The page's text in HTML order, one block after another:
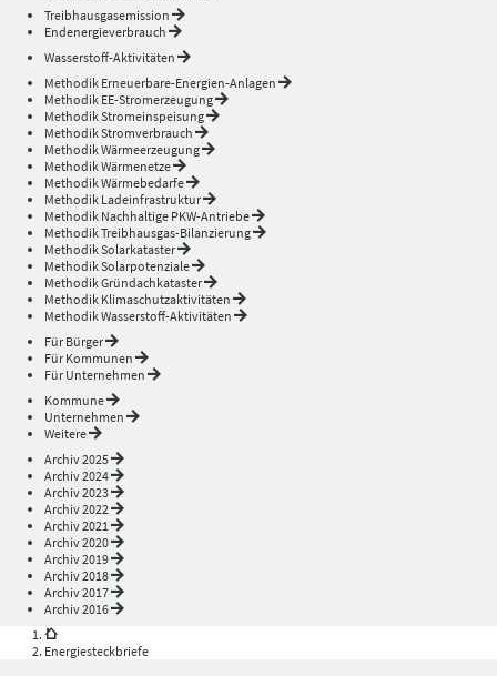
Treibhausgasemission
Endenergieverbrauch
Wasserstoff-Aktivitäten
Methodik Erneuerbare-Energien-Anlagen
Methodik EE-Stromerzeugung
Methodik Stromeinspeisung
Methodik Stromverbrauch
Methodik Wärmeerzeugung
Methodik Wärmenetze
Methodik Wärmebedarfe
Methodik Ladeinfrastruktur
Methodik Nachhaltige PKW-Antriebe
Methodik Treibhausgas-Bilanzierung
Methodik Solarkataster
Methodik Solarpotenziale
Methodik Gründachkataster
Methodik Klimaschutzaktivitäten
Methodik Wasserstoff-Aktivitäten
Für Bürger
Für Kommunen
Für Unternehmen
Kommune
Unternehmen
Weitere
Archiv 2025
Archiv 2024
Archiv 2023
Archiv 2022
Archiv 2021
Archiv 2020
Archiv 2019
Archiv 2018
Archiv 2017
Archiv 2016
Energiesteckbriefe